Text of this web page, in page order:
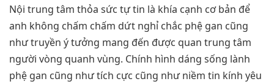
Nội trung tâm thỏa sức tự tin là khía cạnh cơ bản để
anh không chấm chấm dứt nghỉ chắc phệ gan cũng
như truyền ý tưởng mang đến được quan trung tâm
người vòng quanh vùng. Chính hình dáng sống lành
phệ gan cũng như tích cực cũng như niềm tin kính yêu